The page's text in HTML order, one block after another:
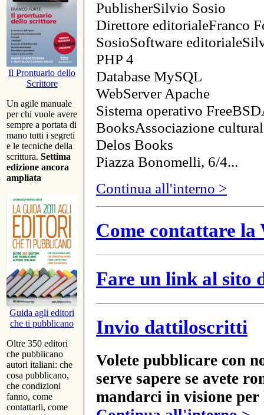
Il Prontuario dello
Scrittore
Un agile manuale
per chi vuole avere
sempre a portata di
mano tutti i segreti
e le tecniche della
scrittura. Settima
edizione ancora
ampliata
Guida agli editori
che ti pubblicano
Oltre 350 editori
che pubblicano
autori italiani: che
cosa pubblicano,
che condizioni
fanno, come
contattarli, come
PublisherSilvio Sosio
Direttore editorialeFranco
SosioSoftware
PHP 4
Database MySQL
WebServer Apache
Sistema operativo
BooksAssociazione
Delos Books
Piazza Bonomelli, 6/4...
Continua all'interno >
Come contattare
Fare un link al sito
Invio dattiloscritti
Volete pubblicare con
serve sapere se avete
mandarci in visione